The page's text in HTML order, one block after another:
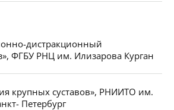
дистракционный
ФГБУ РНЦ им. Илизарова Курган
крупных суставов», РНИИТО им.
Петербург